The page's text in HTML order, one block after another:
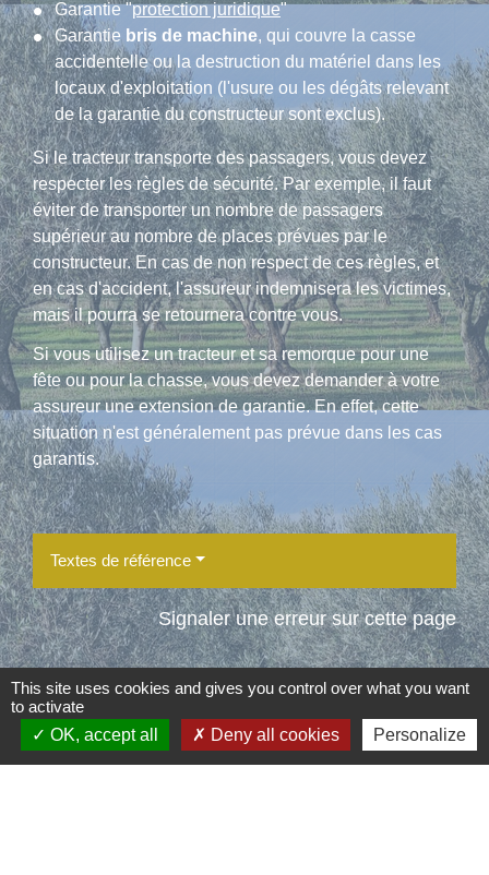
Garantie "protection juridique"
Garantie bris de machine, qui couvre la casse
accidentelle ou la destruction du matériel dans les
locaux d'exploitation (l'usure ou les dégâts relevant
de la garantie du constructeur sont exclus).
Si le tracteur transporte des passagers, vous devez
respecter les règles de sécurité. Par exemple, il faut
éviter de transporter un nombre de passagers
supérieur au nombre de places prévues par le
constructeur. En cas de non respect de ces règles, et
en cas d'accident, l'assureur indemnisera les victimes,
mais il pourra se retournera contre vous.
Si vous utilisez un tracteur et sa remorque pour une
fête ou pour la chasse, vous devez demander à votre
assureur une extension de garantie. En effet, cette
situation n'est généralement pas prévue dans les cas
garantis.
Textes de référence
Signaler une erreur sur cette page
Contacts
This site uses cookies and gives you control over what you want
to activate
OK, accept all
Deny all cookies Personalize